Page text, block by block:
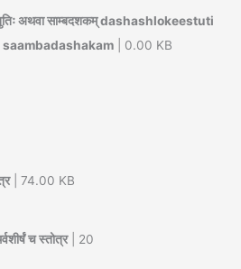
अथवा साम्बदशकम् dashashlokeestuti
| 0.00 KB
| 74.00 KB
च स्तोत्र| 20